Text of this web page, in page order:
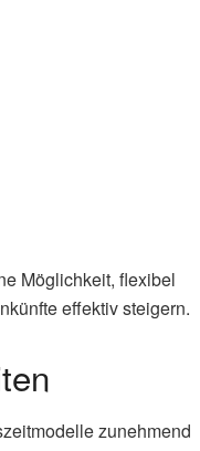
Möglichkeit, flexibel
effektiv steigern.
zunehmend